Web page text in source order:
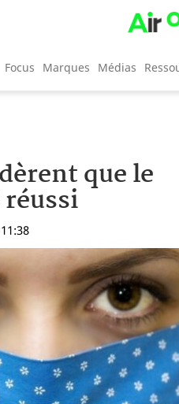
Focus Marques Médias
que le